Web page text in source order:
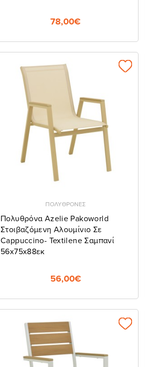
78,00€
ΠΟΛΥΘΡΟΝΕΣ
Πολυθρόνα Azelie Pakoworld
Στοιβαζόμενη Αλουμίνιο Σε
Cappuccino- Textilene Σαμπανί
56x75x88εκ
56,00€